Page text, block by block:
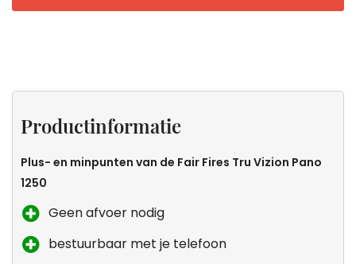
de
Productinformatie
Plus- en minpunten van de Fair Fires Tru Vizion Pano
1250
Geen afvoer nodig
bestuurbaar met je telefoon